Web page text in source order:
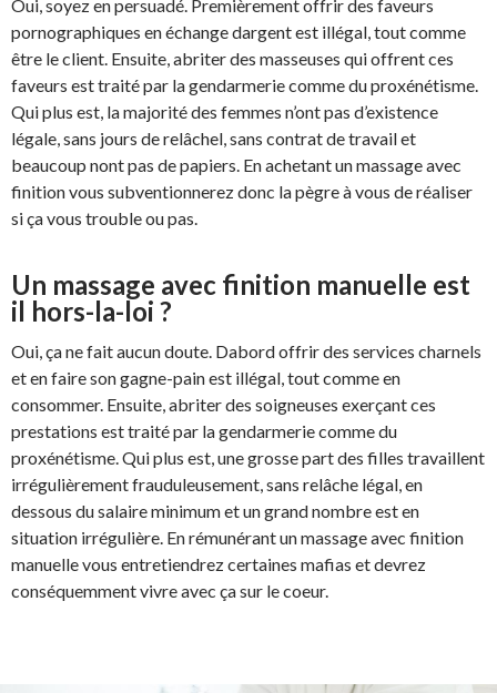
Oui, soyez en persuadé. Premièrement offrir des faveurs
pornographiques en échange dargent est illégal, tout comme
être le client. Ensuite, abriter des masseuses qui offrent ces
faveurs est traité par la gendarmerie comme du proxénétisme.
Qui plus est, la majorité des femmes n’ont pas d’existence
légale, sans jours de relâchel, sans contrat de travail et
beaucoup nont pas de papiers. En achetant un massage avec
finition vous subventionnerez donc la pègre à vous de réaliser
si ça vous trouble ou pas.
Un massage avec finition manuelle est
il hors-la-loi ?
Oui, ça ne fait aucun doute. Dabord offrir des services charnels
et en faire son gagne-pain est illégal, tout comme en
consommer. Ensuite, abriter des soigneuses exerçant ces
prestations est traité par la gendarmerie comme du
proxénétisme. Qui plus est, une grosse part des filles travaillent
irrégulièrement frauduleusement, sans relâche légal, en
dessous du salaire minimum et un grand nombre est en
situation irrégulière. En rémunérant un massage avec finition
manuelle vous entretiendrez certaines mafias et devrez
conséquemment vivre avec ça sur le coeur.